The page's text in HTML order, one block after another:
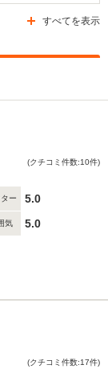
川病院などが挙げ
公園などの公園も
号線、県道111号
すべてを表示
(クチコミ件数:10件)
ー 5.0
気 5.0
(クチコミ件数:17件)